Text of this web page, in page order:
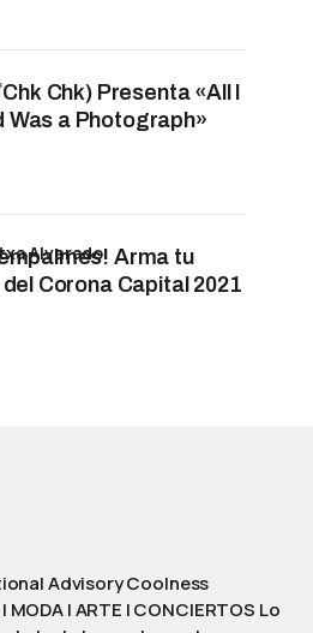
Chk) Presenta «All I
Was a Photograph»
Arma tu
Corona Capital 2021
Alvarado
Advisory Coolness
| ARTE | CONCIERTOS Lo